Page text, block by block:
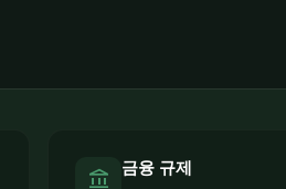
account_balance 금융 규제